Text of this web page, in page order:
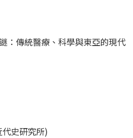
：傳統醫療、科學與東亞的現代
史研究所)